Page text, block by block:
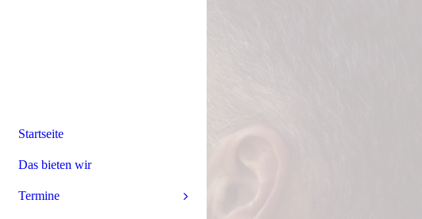
Startseite
Das bieten wir
Termine